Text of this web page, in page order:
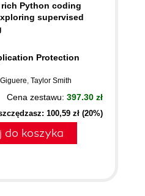
Python coding
supervised
Protection
, Taylor Smith
Cena zestawu: 397.30 zł
100,59 zł (20%)
do koszyka